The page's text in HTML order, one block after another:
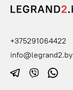
+375291064422
info@legrand2.by